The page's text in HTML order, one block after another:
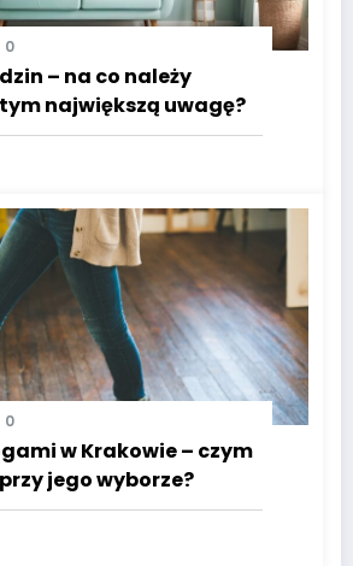
0
– na co należy
największą uwagę?
0
w Krakowie – czym
jego wyborze?